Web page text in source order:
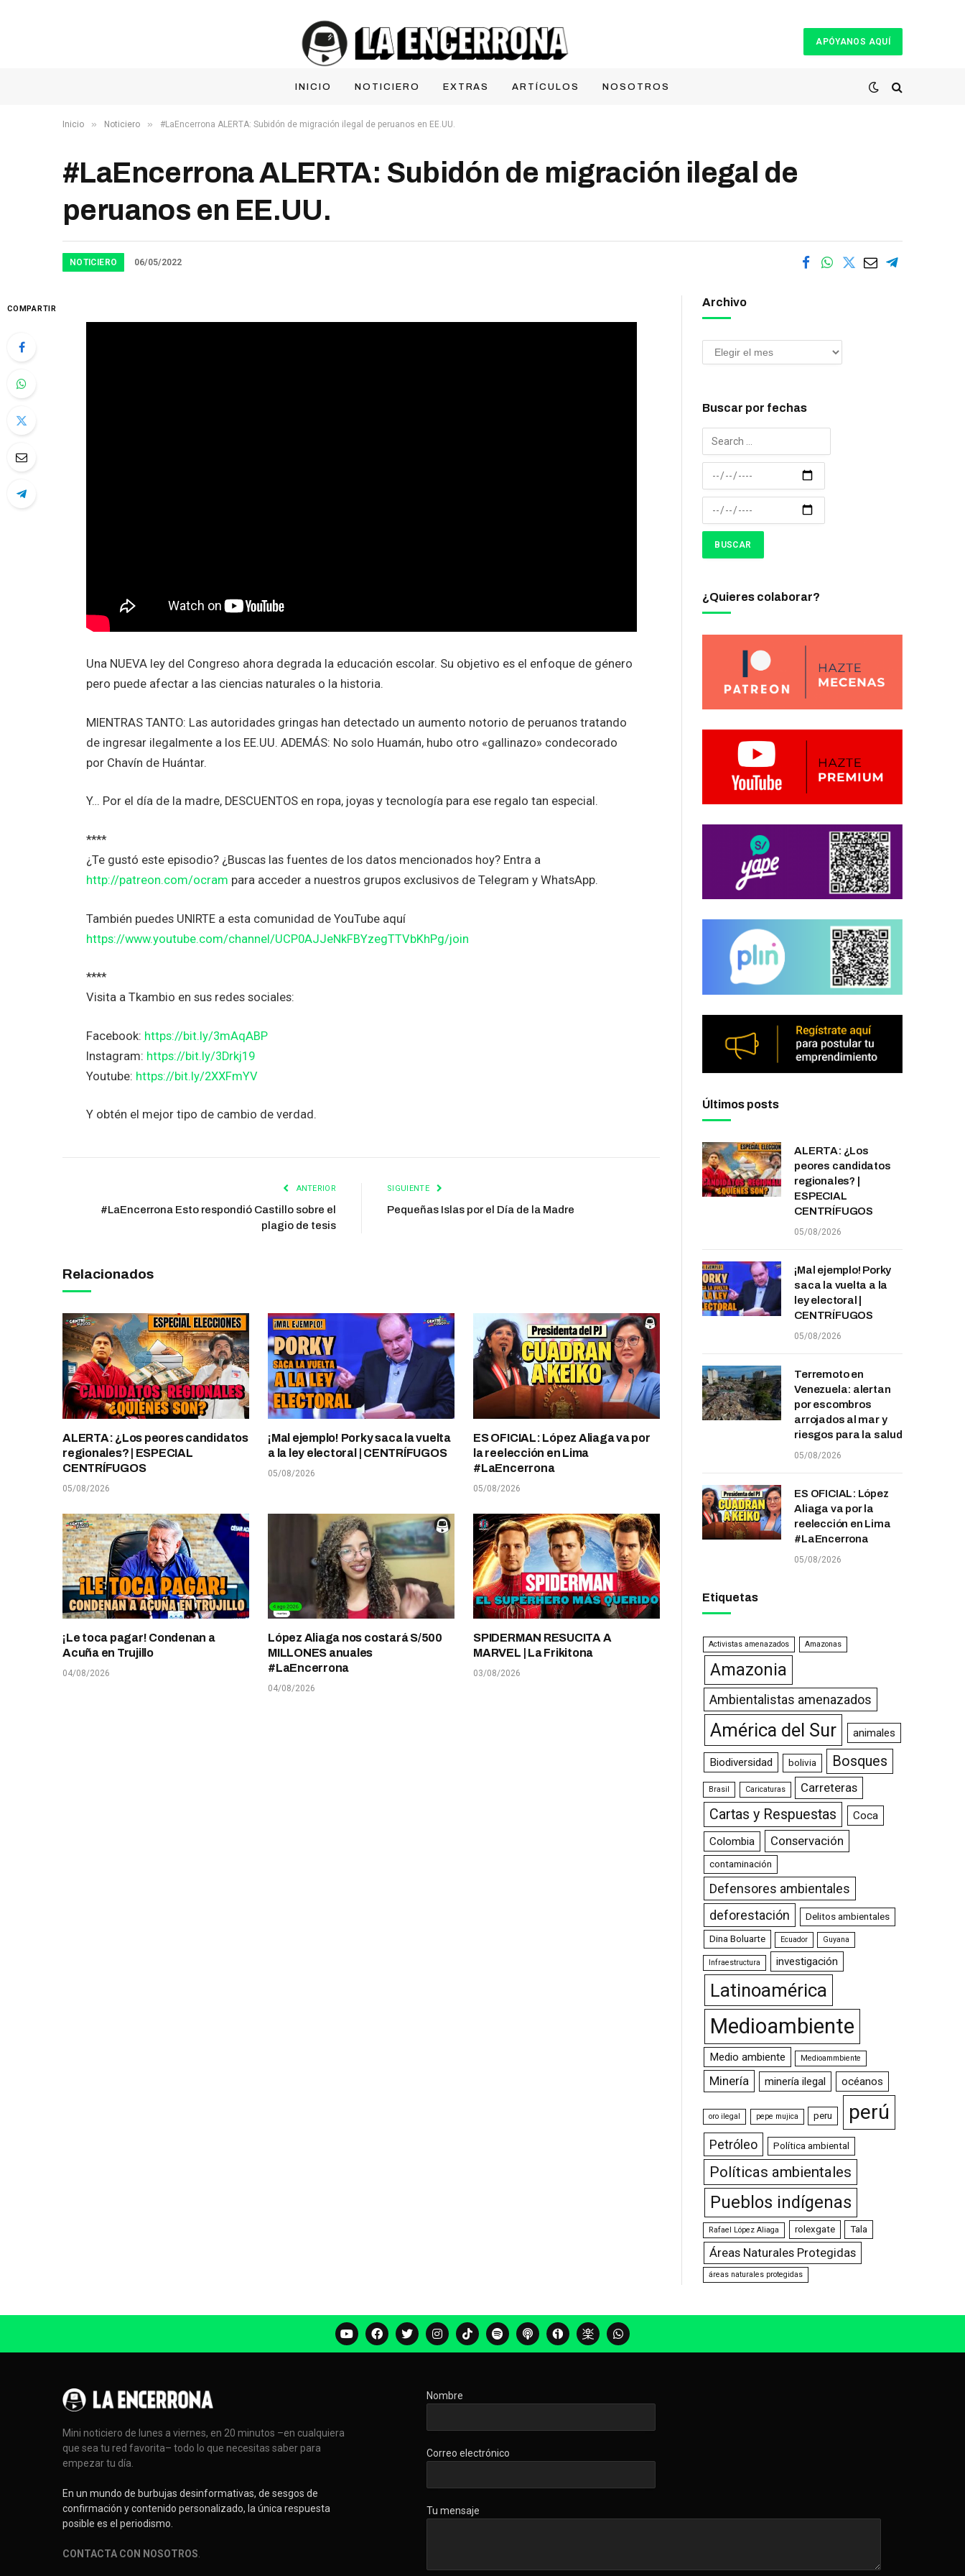
APÓYANOS AQUÍ
INICIO NOTICIERO EXTRAS ARTÍCULOS NOSOTROS
Inicio » Noticiero » #LaEncerrona ALERTA: Subidón de migración ilegal de peruanos en EE.UU.
#LaEncerrona ALERTA: Subidón de migración ilegal de
peruanos en EE.UU.
NOTICIERO 06/05/2022
COMPARTIR
Una NUEVA ley del Congreso ahora degrada la educación escolar. Su objetivo es el enfoque de género
pero puede afectar a las ciencias naturales o la historia.
MIENTRAS TANTO: Las autoridades gringas han detectado un aumento notorio de peruanos tratando
de ingresar ilegalmente a los EE.UU. ADEMÁS: No solo Huamán, hubo otro «gallinazo» condecorado
por Chavín de Huántar.
Y… Por el día de la madre, DESCUENTOS en ropa, joyas y tecnología para ese regalo tan especial.
****
¿Te gustó este episodio? ¿Buscas las fuentes de los datos mencionados hoy? Entra a
http://patreon.com/ocram para acceder a nuestros grupos exclusivos de Telegram y WhatsApp.
También puedes UNIRTE a esta comunidad de YouTube aquí
https://www.youtube.com/channel/UCP0AJJeNkFBYzegTTVbKhPg/join
****
Visita a Tkambio en sus redes sociales:
Facebook: https://bit.ly/3mAqABP
Instagram: https://bit.ly/3Drkj19
Youtube: https://bit.ly/2XXFmYV
Y obtén el mejor tipo de cambio de verdad.
ANTERIOR
#LaEncerrona Esto respondió Castillo sobre el
plagio de tesis
SIGUIENTE
Pequeñas Islas por el Día de la Madre
Relacionados
ALERTA: ¿Los peores candidatos
regionales? | ESPECIAL
CENTRÍFUGOS
05/08/2026
¡Mal ejemplo! Porky saca la vuelta
a la ley electoral | CENTRÍFUGOS
05/08/2026
ES OFICIAL: López Aliaga va por
la reelección en Lima
#LaEncerrona
05/08/2026
¡Le toca pagar! Condenan a
Acuña en Trujillo
04/08/2026
López Aliaga nos costará S/500
MILLONES anuales
#LaEncerrona
04/08/2026
SPIDERMAN RESUCITA A
MARVEL | La Frikitona
03/08/2026
Archivo
Buscar por fechas
¿Quieres colaborar?
Últimos posts
ALERTA: ¿Los
peores candidatos
regionales? |
ESPECIAL
CENTRÍFUGOS
05/08/2026
¡Mal ejemplo! Porky
saca la vuelta a la
ley electoral |
CENTRÍFUGOS
05/08/2026
Terremoto en
Venezuela: alertan
por escombros
arrojados al mar y
riesgos para la salud
05/08/2026
ES OFICIAL: López
Aliaga va por la
reelección en Lima
#LaEncerrona
05/08/2026
Etiquetas
Activistas amenazados Amazonas
Amazonia
Ambientalistas amenazados
América del Sur animales
Biodiversidad bolivia Bosques
Brasil Caricaturas Carreteras
Cartas y Respuestas
Coca
Colombia
Conservación
contaminación
Defensores ambientales
deforestación
Delitos ambientales
Dina Boluarte Ecuador Guyana
Infraestructura investigación
Latinoamérica
Medioambiente
Medio ambiente Medioammbiente
Minería minería ilegal océanos
oro ilegal pepe mujica peru perú
Petróleo Política ambiental
Políticas ambientales
Pueblos indígenas
Rafael López Aliaga rolexgate Tala
Áreas Naturales Protegidas
áreas naturales protegidas
Mini noticiero de lunes a viernes, en 20 minutos –en cualquiera
que sea tu red favorita– todo lo que necesitas saber para
empezar tu día.
En un mundo de burbujas desinformativas, de sesgos de
confirmación y contenido personalizado, la única respuesta
posible es el periodismo.
CONTACTA CON NOSOTROS
Nombre
Correo electrónico
Tu mensaje